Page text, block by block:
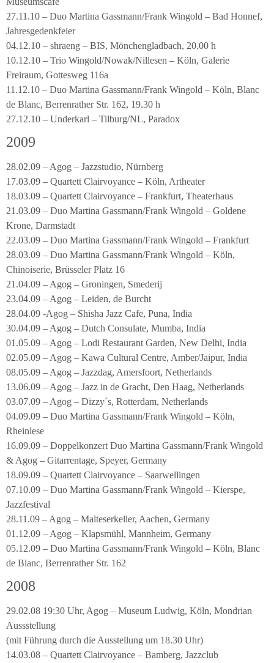
27.11.10 – Duo Martina Gassmann/Frank Wingold – Bad Honnef,
Jahresgedenkfeier
04.12.10 – shraeng – BIS, Mönchengladbach, 20.00 h
10.12.10 – Trio Wingold/Nowak/Nillesen – Köln, Galerie
Freiraum, Gottesweg 116a
11.12.10 – Duo Martina Gassmann/Frank Wingold – Köln, Blanc
de Blanc, Berrenrather Str. 162, 19.30 h
27.12.10 – Underkarl – Tilburg/NL, Paradox
2009
28.02.09 – Agog – Jazzstudio, Nürnberg
17.03.09 – Quartett Clairvoyance – Köln, Artheater
18.03.09 – Quartett Clairvoyance – Frankfurt, Theaterhaus
21.03.09 – Duo Martina Gassmann/Frank Wingold – Goldene
Krone, Darmstadt
22.03.09 – Duo Martina Gassmann/Frank Wingold – Frankfurt
28.03.09 – Duo Martina Gassmann/Frank Wingold – Köln,
Chinoiserie, Brüsseler Platz 16
21.04.09 – Agog – Groningen, Smederij
23.04.09 – Agog – Leiden, de Burcht
28.04.09 -Agog – Shisha Jazz Cafe, Puna, India
30.04.09 – Agog – Dutch Consulate, Mumba, India
01.05.09 – Agog – Lodi Restaurant Garden, New Delhi, India
02.05.09 – Agog – Kawa Cultural Centre, Amber/Jaipur, India
08.05.09 – Agog – Jazzdag, Amersfoort, Netherlands
13.06.09 – Agog – Jazz in de Gracht, Den Haag, Netherlands
03.07.09 – Agog – Dizzy´s, Rotterdam, Netherlands
04.09.09 – Duo Martina Gassmann/Frank Wingold – Köln,
Rheinlese
16.09.09 – Doppelkonzert Duo Martina Gassmann/Frank Wingold
& Agog – Gitarrentage, Speyer, Germany
18.09.09 – Quartett Clairvoyance – Saarwellingen
07.10.09 – Duo Martina Gassmann/Frank Wingold – Kierspe,
Jazzfestival
28.11.09 – Agog – Malteserkeller, Aachen, Germany
01.12.09 – Agog – Klapsmühl, Mannheim, Germany
05.12.09 – Duo Martina Gassmann/Frank Wingold – Köln, Blanc
de Blanc, Berrenrather Str. 162
2008
29.02.08 19:30 Uhr, Agog – Museum Ludwig, Köln, Mondrian
Aussstellung
(mit Führung durch die Ausstellung um 18.30 Uhr)
14.03.08 – Quartett Clairvoyance – Bamberg, Jazzclub